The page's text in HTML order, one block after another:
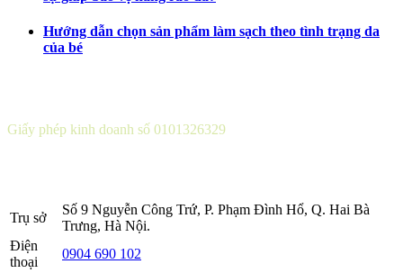
Hướng dẫn chọn sản phẩm làm sạch theo tình trạng da
của bé
Giấy phép kinh doanh số 0101326329
Trụ sở
Số 9 Nguyễn Công Trứ, P. Phạm Đình Hổ, Q. Hai Bà
Trưng, Hà Nội.
Điện
thoại
0904 690 102